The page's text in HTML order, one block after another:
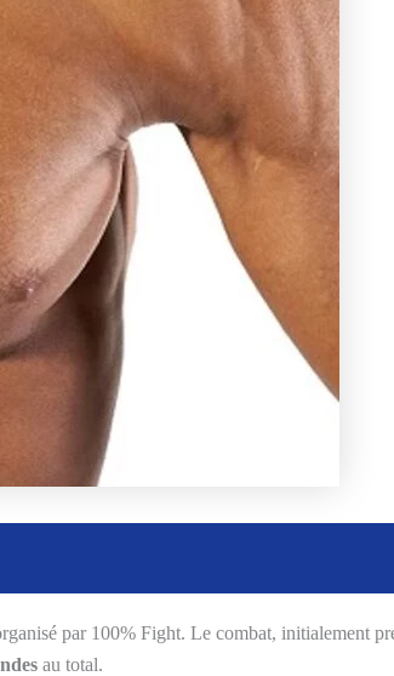
par 100% Fight. Le combat, initialement
au total.